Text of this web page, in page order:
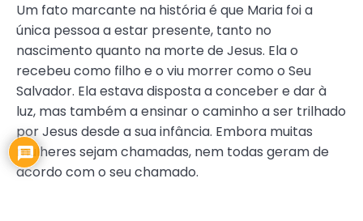
Um fato marcante na história é que Maria foi a
única pessoa a estar presente, tanto no
nascimento quanto na morte de Jesus. Ela o
recebeu como filho e o viu morrer como o Seu
Salvador. Ela estava disposta a conceber e dar à
luz, mas também a ensinar o caminho a ser trilhado
por Jesus desde a sua infância. Embora muitas
mulheres sejam chamadas, nem todas geram de
acordo com o seu chamado.